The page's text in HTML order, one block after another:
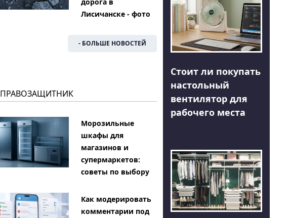
Лисичанске - фото
- БОЛЬШЕ НОВОСТЕЙ
ПРАВОЗАЩИТНИК
Морозильные
шкафы для
магазинов и
супермаркетов:
советы по выбору
Как модерировать
комментарии под
Стоит ли покупать
настольный
вентилятор для
рабочего места